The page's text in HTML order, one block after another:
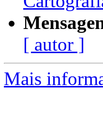
[ autor ]
Mais